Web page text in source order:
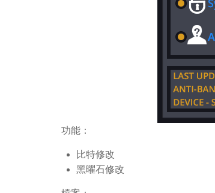
功能：
比特修改
黑曜石修改